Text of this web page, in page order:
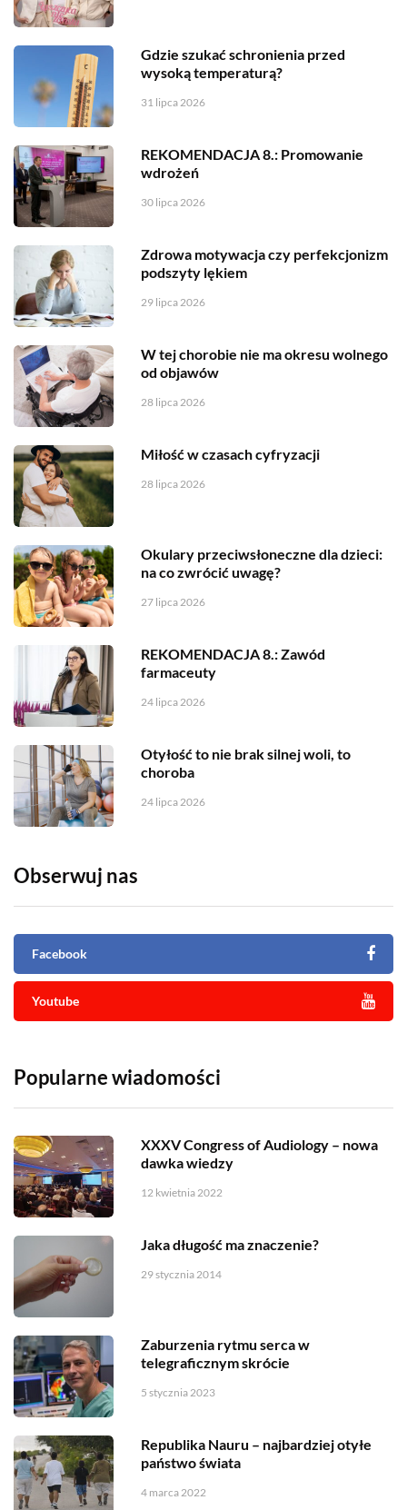
Gdzie szukać schronienia przed
wysoką temperaturą?
31 lipca 2026
REKOMENDACJA 8.: Promowanie
wdrożeń
30 lipca 2026
Zdrowa motywacja czy perfekcjonizm
podszyty lękiem
29 lipca 2026
W tej chorobie nie ma okresu wolnego
od objawów
28 lipca 2026
Miłość w czasach cyfryzacji
28 lipca 2026
Okulary przeciwsłoneczne dla dzieci:
na co zwrócić uwagę?
27 lipca 2026
REKOMENDACJA 8.: Zawód
farmaceuty
24 lipca 2026
Otyłość to nie brak silnej woli, to
choroba
24 lipca 2026
Obserwuj nas
Facebook
Youtube
Popularne wiadomości
XXXV Congress of Audiology – nowa
dawka wiedzy
12 kwietnia 2022
Jaka długość ma znaczenie?
29 stycznia 2014
Zaburzenia rytmu serca w
telegraficznym skrócie
5 stycznia 2023
Republika Nauru – najbardziej otyłe
państwo świata
4 marca 2022